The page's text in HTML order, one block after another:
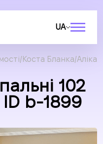
UA
Коста Бланка
102
ID b-1899